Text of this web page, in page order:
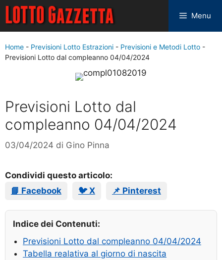
Menu
Home - Previsioni Lotto Estrazioni - Previsioni e Metodi Lotto -
Previsioni Lotto dal compleanno 04/04/2024
Previsioni Lotto dal
compleanno 04/04/2024
03/04/2024 di Gino Pinna
Condividi questo articolo:
📘 Facebook
🐦 X 📌 Pinterest
Indice dei Contenuti:
Previsioni Lotto dal compleanno 04/04/2024
Tabella realativa al giorno di nascita